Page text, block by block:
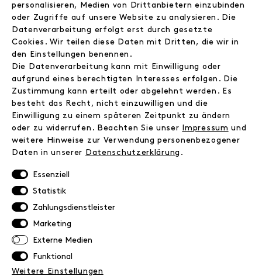
Wir
Jobs
Instagram
Facebook
Kontakt
FAQ
Zahlungsinformationen
Versand
Retoure
Datenschutz
AGB
Impressum
NEWSLETTER
personalisieren, Medien von Drittanbietern einzubinden
oder Zugriffe auf unsere Website zu analysieren. Die
Datenverarbeitung erfolgt erst durch gesetzte
Cookies. Wir teilen diese Daten mit Dritten, die wir in
den Einstellungen benennen.
Die Datenverarbeitung kann mit Einwilligung oder
aufgrund eines berechtigten Interesses erfolgen. Die
Zustimmung kann erteilt oder abgelehnt werden. Es
besteht das Recht, nicht einzuwilligen und die
Einwilligung zu einem späteren Zeitpunkt zu ändern
oder zu widerrufen. Beachten Sie unser
Impressum und
weitere Hinweise zur Verwendung personenbezogener
Daten in unserer
Daten­schutz­erklärung .
Essenziell
Statistik
Zahlungsdienstleister
Marketing
Externe Medien
Funktional
Weitere Einstellungen